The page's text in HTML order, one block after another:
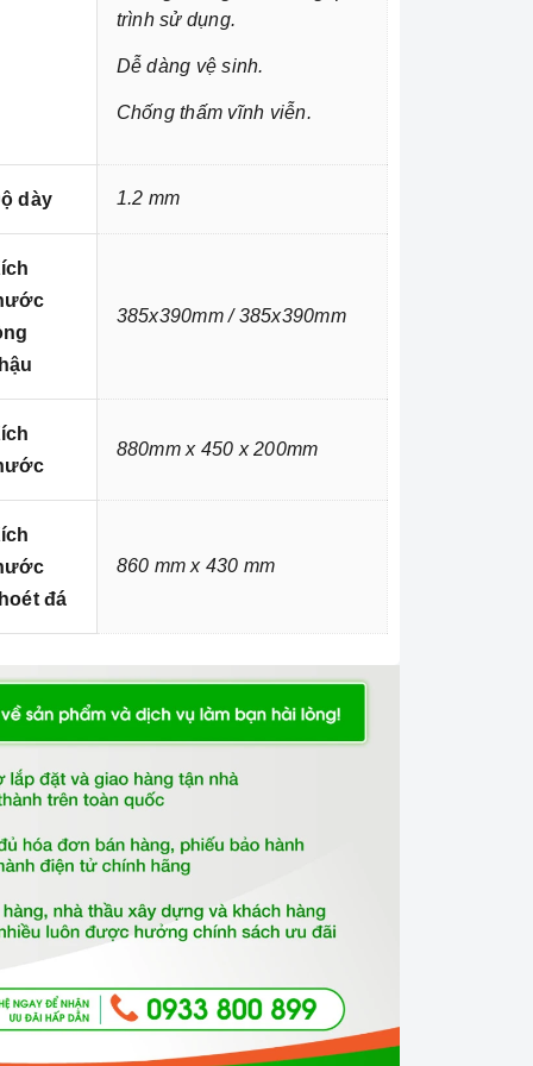
trình sử dụng.
Dễ dàng vệ sinh.
Chống thấm vĩnh viễn.
dày 1.2 mm
385x390mm / 385x390mm
880mm x 450 x 200mm
đá
860 mm x 430 mm